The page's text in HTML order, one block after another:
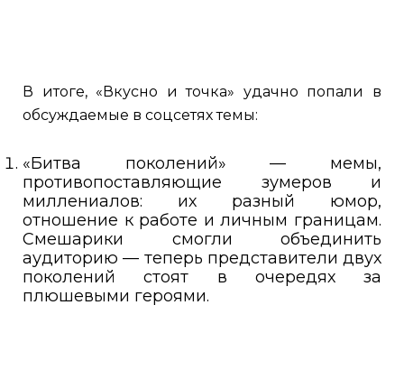
В итоге, «Вкусно и точка» удачно попали в
обсуждаемые в соцсетях темы:
«Битва поколений» — мемы,
противопоставляющие зумеров и
миллениалов: их разный юмор,
отношение к работе и личным границам.
Смешарики смогли объединить
аудиторию — теперь представители двух
поколений стоят в очередях за
плюшевыми героями.